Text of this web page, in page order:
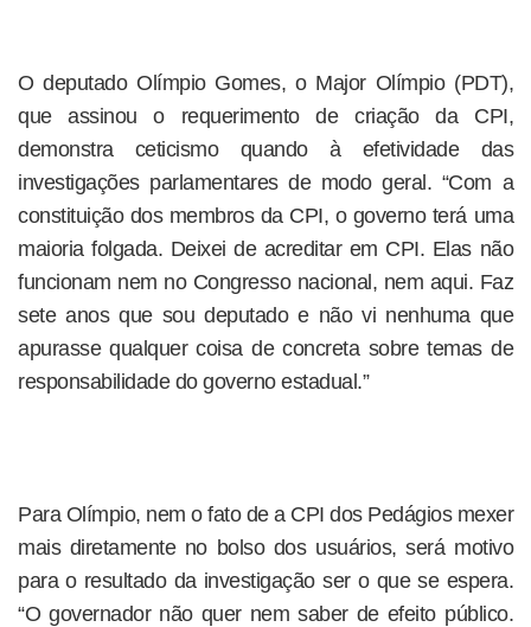
O deputado Olímpio Gomes, o Major Olímpio (PDT),
que assinou o requerimento de criação da CPI,
demonstra ceticismo quando à efetividade das
investigações parlamentares de modo geral. “Com a
constituição dos membros da CPI, o governo terá uma
maioria folgada. Deixei de acreditar em CPI. Elas não
funcionam nem no Congresso nacional, nem aqui. Faz
sete anos que sou deputado e não vi nenhuma que
apurasse qualquer coisa de concreta sobre temas de
responsabilidade do governo estadual.”
Para Olímpio, nem o fato de a CPI dos Pedágios mexer
mais diretamente no bolso dos usuários, será motivo
para o resultado da investigação ser o que se espera.
“O governador não quer nem saber de efeito público.